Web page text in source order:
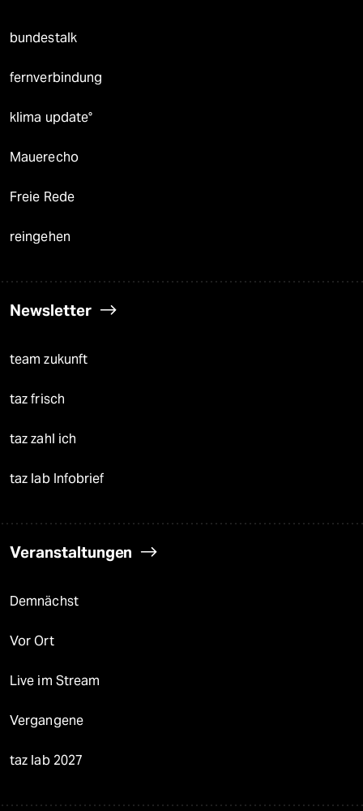
bundestalk
fernverbindung
klima update°
Mauerecho
Freie Rede
reingehen
Newsletter
team zukunft
taz frisch
taz zahl ich
taz lab Infobrief
Veranstaltungen
Demnächst
Vor Ort
Live im Stream
Vergangene
taz lab 2027